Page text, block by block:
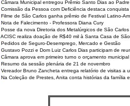
Câmara Municipal entregou Prêmio Santo Dias ao
Comissão da Pessoa com Deficiência destaca
Filme de São Carlos ganha prêmio de Festival Latino-
Nota de Falecimento - Professora Diana Cury
Posse da nova Diretoria dos Metalúrgicos de São
ACISC realiza doação de R$40 mil à Santa Casa de
Pedidos de Seguro-Desemprego, Mercado e Gestão
Gustavo Pozzi e Dom Luiz Carlos Dias participam de
Câmara aprova em primeiro turno o orçamento
Resumo da sessão plenária de 21 de novembro
Vereador Bruno Zancheta entrega relatório de visitas a
Na Coleção de Prestes, Anita conta histórias da família